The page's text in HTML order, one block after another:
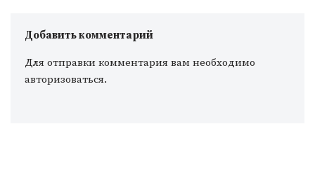
Добавить комментарий
Для отправки комментария вам необходимо
авторизоваться.